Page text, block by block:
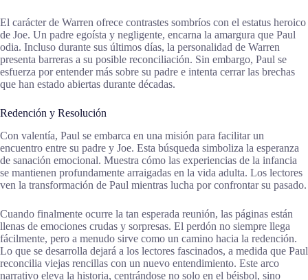
El carácter de Warren ofrece contrastes sombríos con el estatus heroico
de Joe. Un padre egoísta y negligente, encarna la amargura que Paul
odia. Incluso durante sus últimos días, la personalidad de Warren
presenta barreras a su posible reconciliación. Sin embargo, Paul se
esfuerza por entender más sobre su padre e intenta cerrar las brechas
que han estado abiertas durante décadas.
Redención y Resolución
Con valentía, Paul se embarca en una misión para facilitar un
encuentro entre su padre y Joe. Esta búsqueda simboliza la esperanza
de sanación emocional. Muestra cómo las experiencias de la infancia
se mantienen profundamente arraigadas en la vida adulta. Los lectores
ven la transformación de Paul mientras lucha por confrontar su pasado.
Cuando finalmente ocurre la tan esperada reunión, las páginas están
llenas de emociones crudas y sorpresas. El perdón no siempre llega
fácilmente, pero a menudo sirve como un camino hacia la redención.
Lo que se desarrolla dejará a los lectores fascinados, a medida que Paul
reconcilia viejas rencillas con un nuevo entendimiento. Este arco
narrativo eleva la historia, centrándose no solo en el béisbol, sino